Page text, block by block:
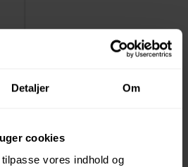
Detaljer Om
cookies
vores indhold og